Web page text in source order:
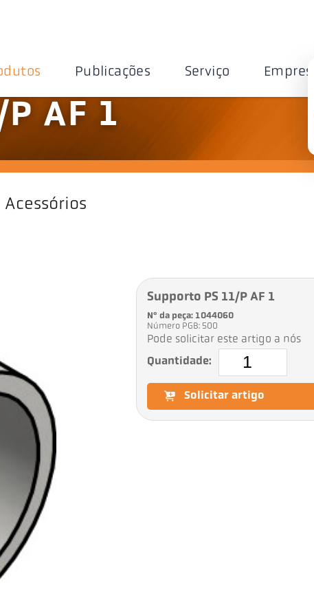
Publicações Serviço Empresa
AF 1
Acessórios
Supporto PS 11/P AF 1
Nº da peça: 1044060
Número PGB: 500
Pode solicitar este artigo a nós
Quantidade:
Solicitar artigo